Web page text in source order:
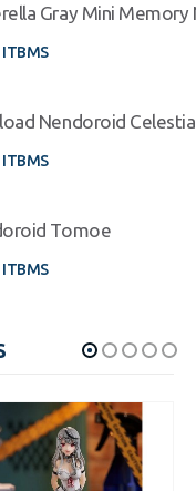
Gray Mini Memory
ITBMS
Nendoroid
ITBMS
Tomoe
ITBMS